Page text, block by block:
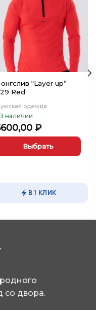
Добавить
в
Вишлист
“Layer up”
Red
одежда
наличии
₽
Выбрать
В 1 КЛИК
со двора.